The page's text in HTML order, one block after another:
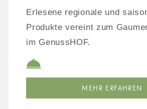
Erlesene regionale und
Produkte vereint zum
im GenussHOF.
MEHR ERFAHREN